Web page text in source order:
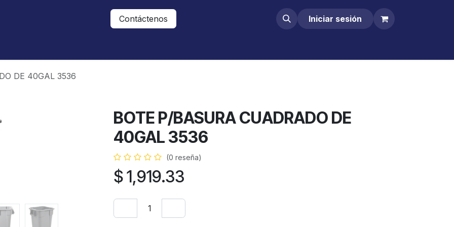
Contáctenos Iniciar sesión
DE 40GAL 3536
BOTE P/BASURA CUADRADO DE
40GAL 3536
(0 reseña)
$1,919.33